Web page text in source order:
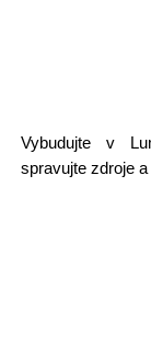
Vybudujte v
spravujte zdroje